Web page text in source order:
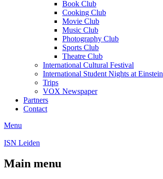
Book Club
Cooking Club
Movie Club
Music Club
Photography Club
Sports Club
Theatre Club
International Cultural Festival
International Student Nights at Einstein
Trips
VOX Newspaper
Partners
Contact
Menu
ISN Leiden
Main menu